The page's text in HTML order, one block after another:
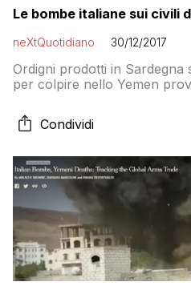
Le bombe italiane sui civili
neXtQuotidiano 30/12/2017
Ordigni prodotti in Sardegna
per colpire nello Yemen
di embargo o sanzione”
Condividi